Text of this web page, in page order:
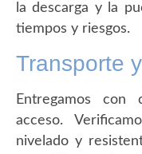
la descarga y la
tiempos y riesgos.
Transporte
Entregamos
acceso.
nivelado y